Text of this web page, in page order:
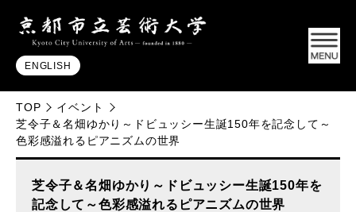
ENGLISH
TOP
イベント
芝令子＆名畑ゆかり～ドビュッシー生誕150年を記念して～
色彩感溢れるピアニズムの世界
芝令子＆名畑ゆかり～ドビュッシー生誕150年を
記念して～色彩感溢れるピアニズムの世界